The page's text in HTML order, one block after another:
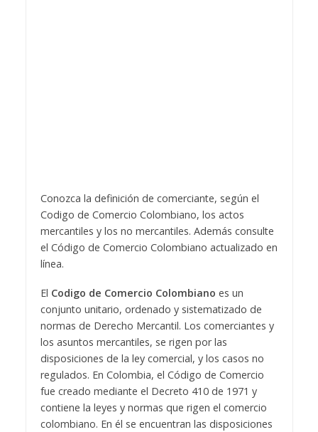
Conozca la definición de comerciante, según el
Codigo de Comercio Colombiano, los actos
mercantiles y los no mercantiles. Además consulte
el Código de Comercio Colombiano actualizado en
línea.
El Codigo de Comercio Colombiano es un
conjunto unitario, ordenado y sistematizado de
normas de Derecho Mercantil. Los comerciantes y
los asuntos mercantiles, se rigen por las
disposiciones de la ley comercial, y los casos no
regulados. En Colombia, el Código de Comercio
fue creado mediante el Decreto 410 de 1971 y
contiene la leyes y normas que rigen el comercio
colombiano. En él se encuentran las disposiciones